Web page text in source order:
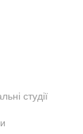
студії